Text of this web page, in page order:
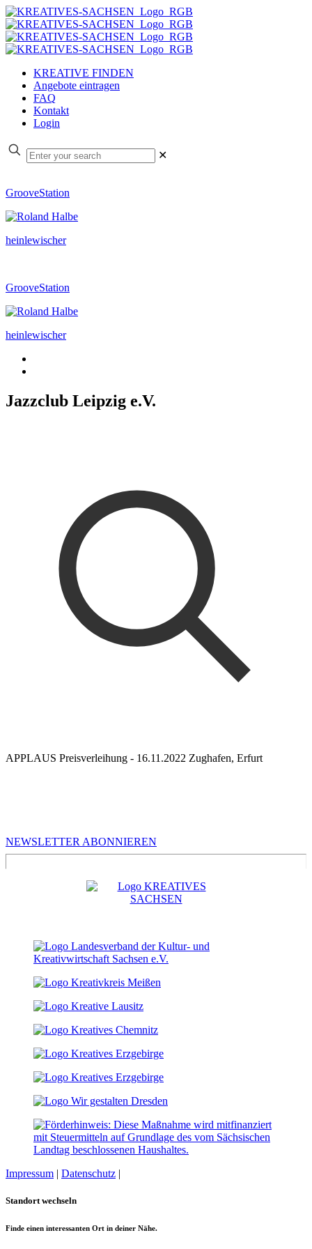
KREATIVE FINDEN
Angebote eintragen
FAQ
Kontakt
Login
✕
GrooveStation
heinlewischer
GrooveStation
heinlewischer
Jazzclub Leipzig e.V.
APPLAUS Preisverleihung - 16.11.2022 Zughafen, Erfurt
NEWSLETTER ABONNIEREN
Impressum | Datenschutz |
Standort wechseln
Finde einen interessanten Ort in deiner Nähe.